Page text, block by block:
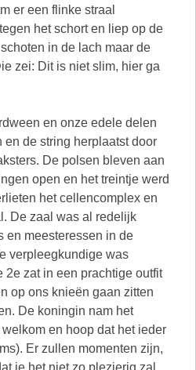
er een flinke straal
het schort en liep op de
in de lach maar de
zei: Dit is niet slim, hier ga
en onze edele delen
de string herplaatst door
De polsen bleven aan
open en het treintje werd
het cellencomplex en
De zaal was al redelijk
en meesteressen in de
verpleegkundige was
zat in een prachtige outfit
op ons knieën gaan zitten
De koningin nam het
en hoop dat het ieder
Er zullen momenten zijn,
je het niet zo plezierig zal